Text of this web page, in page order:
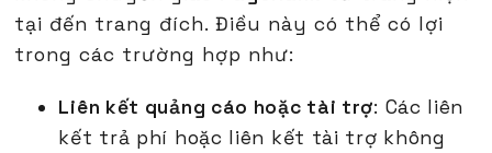
tại đến trang đích. Điều này có thể có lợi
trong các trường hợp như:
Liên kết quảng cáo hoặc tài trợ: Các liên
kết trả phí hoặc liên kết tài trợ không